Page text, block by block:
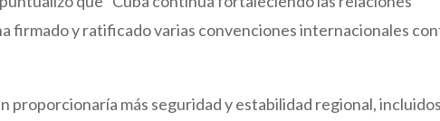
firmado y ratificado varias convenciones internacionales
proporcionaría más seguridad y estabilidad regional,